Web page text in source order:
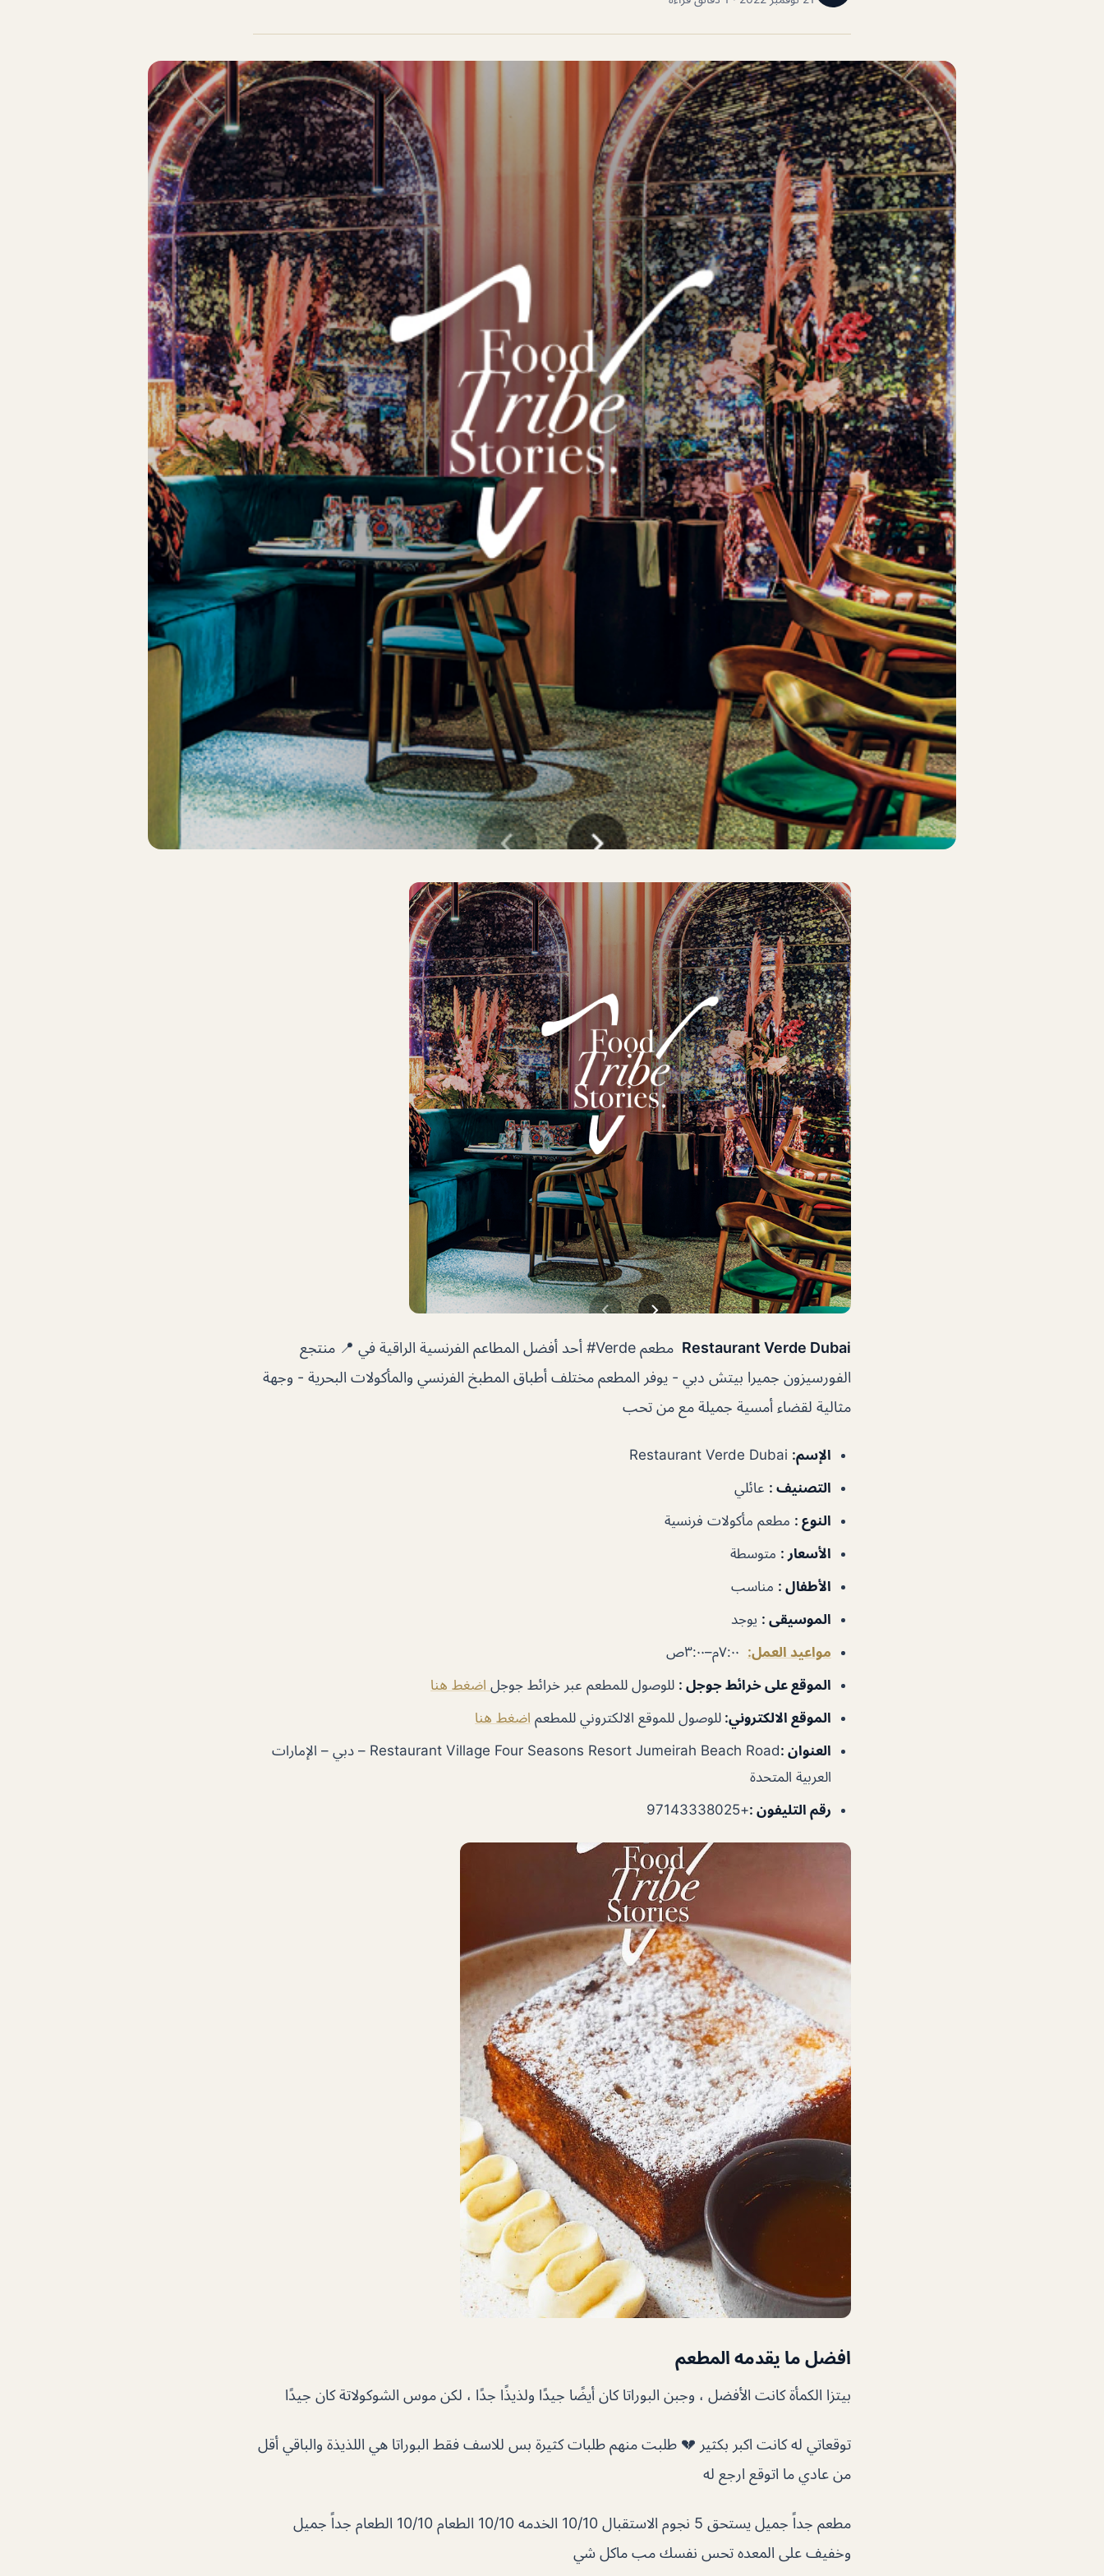
Restaurant Verde Dubai
مطعم Verde# أحد أفضل المطاعم الفرنسية الراقية في 📍 منتجع
الفورسيزون جميرا بيتش دبي ‏- يوفر المطعم مختلف أطباق المطبخ الفرنسي والمأكولات البحرية ‏- وجهة
مثالية لقضاء أمسية جميلة مع من تحب
الإسم: Restaurant Verde Dubai
التصنيف : عائلي
النوع : مطعم مأكولات فرنسية
الأسعار : متوسطة
الأطفال : مناسب
الموسيقى : يوجد
مواعيد العمل:
الموقع على خرائط جوجل : للوصول للمطعم عبر خرائط جوجل اضغط هنا
الموقع الالكتروني: للوصول للموقع الالكتروني للمطعم اضغط هنا
العنوان :
Restaurant Village Four Seasons Resort Jumeirah Beach Road – دبي – الإمارات
العربية المتحدة
رقم التليفون :+97143338025
افضل ما يقدمه المطعم
بيتزا الكمأة كانت الأفضل ، وجبن البوراتا كان أيضًا جيدًا ولذيذًا جدًا ، لكن موس الشوكولاتة كان جيدًا
توقعاتي له كانت اكبر بكثير 💔 طلبت منهم طلبات كثيرة بس للاسف فقط البوراتا هي اللذيذة والباقي أقل
من عادي ما اتوقع ارجع له
مطعم جداً جميل يستحق 5 نجوم الاستقبال 10/10 الخدمه 10/10 الطعام 10/10 الطعام جداً جميل
وخفيف على المعده تحس نفسك مب ماكل شي